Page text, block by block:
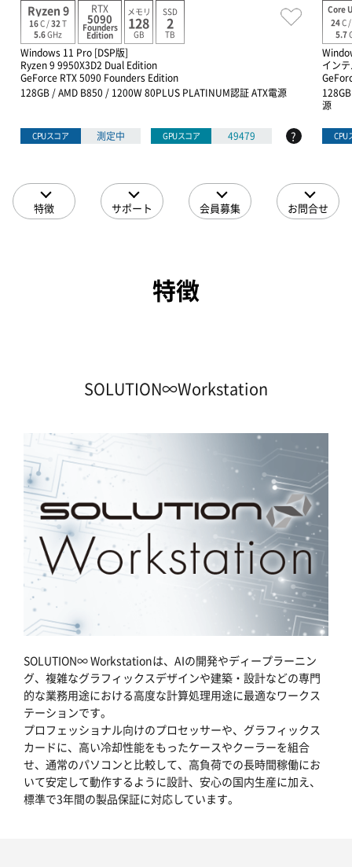
Ryzen 9
16C /32T
5.6GHz
RTX
5090
Founders
Edition
メモリ
128
GB
SSD
2
TB
Windows 11 Pro [DSP版]
Ryzen 9 9950X3D2 Dual Edition
GeForce RTX 5090 Founders Edition
128GB / AMD B850 / 1200W 80PLUS PLATINUM認証 ATX電源
CPUスコア 測定中 GPUスコア 49479 ?
Core
24C /
5.7
イン
源
CPU
特徴 サポート 会員募集 お問合せ
特徴
SOLUTION∞Workstation
SOLUTION∞ Workstationは、AIの開発やディープラーニン
グ、複雑なグラフィックスデザインや建築・設計などの専門
的な業務用途における高度な計算処理用途に最適なワークス
テーションです。
プロフェッショナル向けのプロセッサーや、グラフィックス
カードに、高い冷却性能をもったケースやクーラーを組合
せ、通常のパソコンと比較して、高負荷での長時間稼働にお
いて安定して動作するように設計、安心の国内生産に加え、
標準で3年間の製品保証に対応しています。